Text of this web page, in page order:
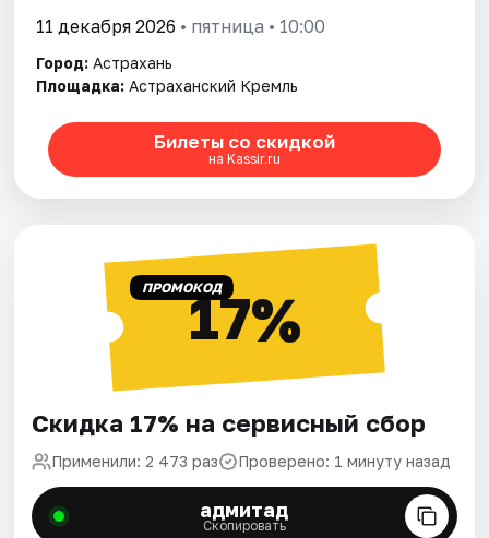
11 декабря 2026 • пятница • 10:00
Город: Астрахань
Площадка: Астраханский Кремль
Билеты со скидкой
на Kassir.ru
ПРОМОКОД17%
Скидка 17% на сервисный сбор
Применили: 2 473 раз Проверено: 1 минуту назад
адмитад
Скопировать